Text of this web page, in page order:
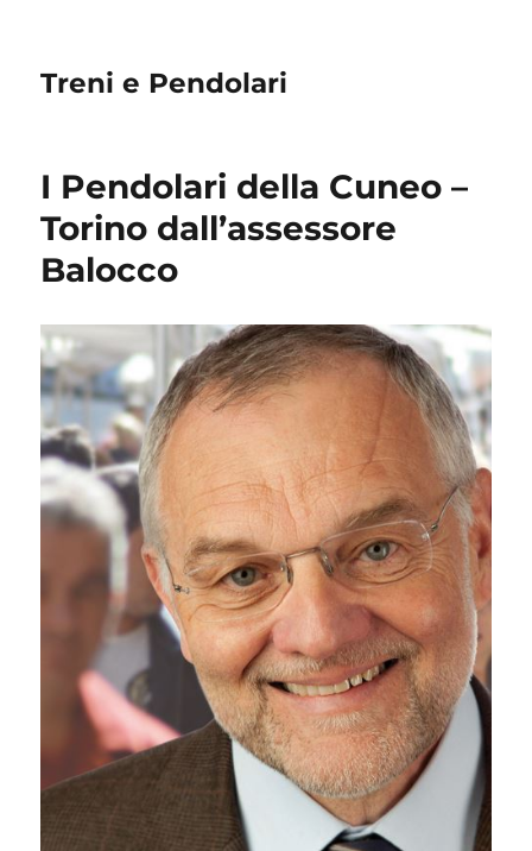
Treni e Pendolari
I Pendolari della Cuneo –
Torino dall’assessore
Balocco